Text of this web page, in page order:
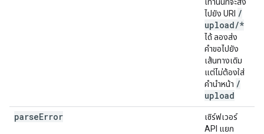
ไปยัง URI /
upload/*
ได้ ลองส่ง
คำขอไปยัง
เส้นทางเดิม
แต่ไม่ต้องใส่
คำนำหน้า /
upload
parseError
เซิร์ฟเวอร์
API แยก